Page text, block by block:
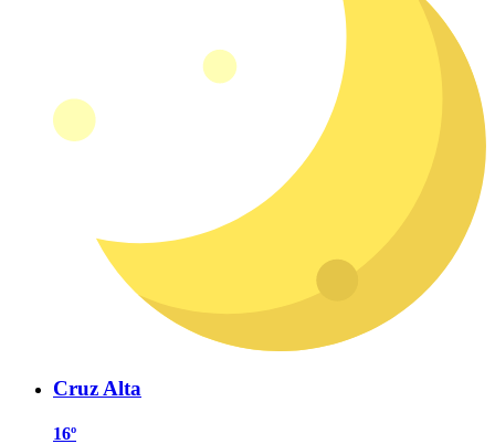
Cruz Alta
16º